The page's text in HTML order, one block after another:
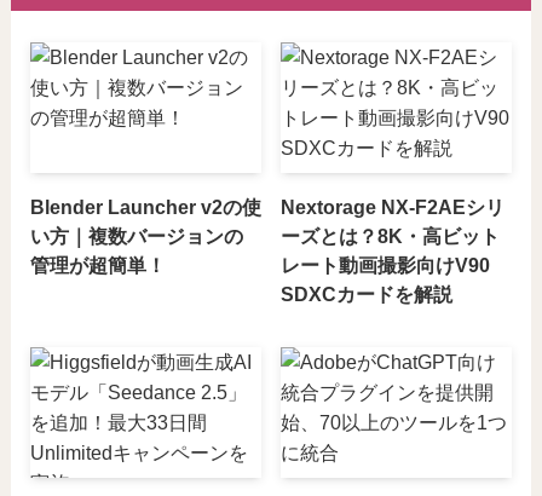
Blender Launcher v2の使
い方｜複数バージョンの
管理が超簡単！
Nextorage NX-F2AEシリ
ーズとは？8K・高ビット
レート動画撮影向けV90
SDXCカードを解説